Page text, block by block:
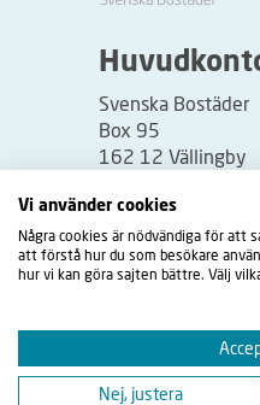
Svenska Bostäder
Box 95
162 12 Vällingby
Besöksadress:
Vällingbyplan 2
Vi använder cookies
Några cookies är nödvändiga för att
att förstå hur du som besökare
hur vi kan göra sajten bättre. Välj
Nej, justera